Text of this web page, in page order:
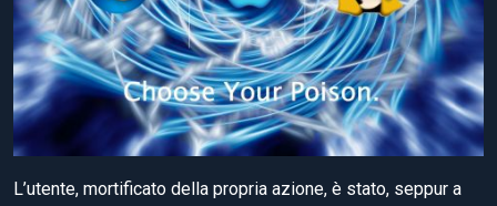
L’utente, mortificato della propria azione, è stato, seppur a